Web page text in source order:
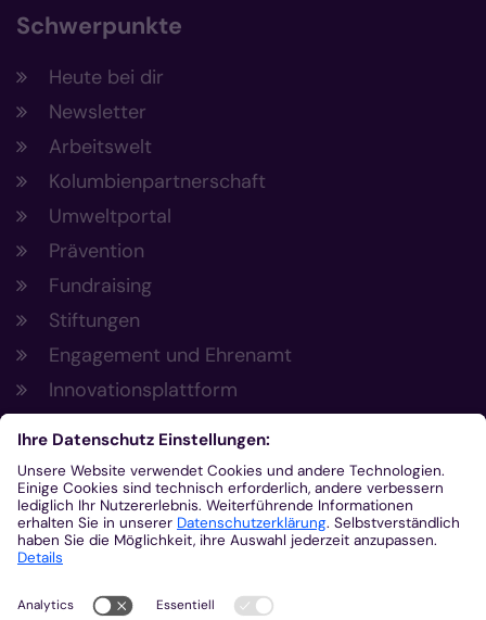
Schwerpunkte
Heute bei dir
Newsletter
Arbeitswelt
Kolumbienpartnerschaft
Umweltportal
Prävention
Fundraising
Stiftungen
Engagement und Ehrenamt
Innovationsplattform
Aus der Plattform
Nachrichten
Veranstaltungen
Gottesdienste
Stellenangebote